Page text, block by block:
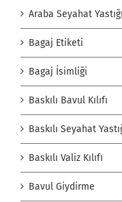
Araba Seyahat Yastığı
Bagaj Etiketi
Bagaj İsimliği
Baskılı Bavul Kılıfı
Baskılı Seyahat
Baskılı Valiz Kılıfı
Bavul Giydirme